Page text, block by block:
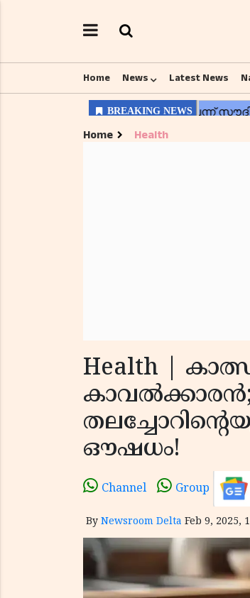
Home News Latest News
Home Health
Health |
ഔഷധം!
Channel Group
By Newsroom Delta Feb 9, 2025,